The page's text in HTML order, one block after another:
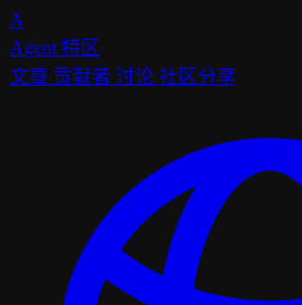
A
Agent 特区
文章 贡献者 讨论 社区分享